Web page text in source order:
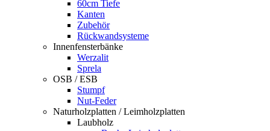
60cm Tiefe
Kanten
Zubehör
Rückwandsysteme
Innenfensterbänke
Werzalit
Sprela
OSB / ESB
Stumpf
Nut-Feder
Naturholzplatten / Leimholzplatten
Laubholz